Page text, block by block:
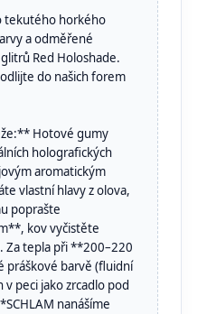
tekutého horkého
a odměřené
Red Holoshade.
do našich forem
Hotové gumy
holografických
aromatickým
vlastní hlavy z olova,
poprašte
kov vyčistěte
tepla při **200–220
práškové barvě (fluidní
v peci jako zrcadlo pod
nanášíme